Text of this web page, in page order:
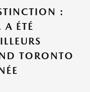
:
ÉTÉ
TORONTO